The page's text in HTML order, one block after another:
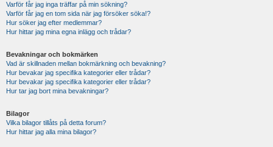
Varför får jag inga träffar på min sökning?
Varför får jag en tom sida när jag försöker söka!?
Hur söker jag efter medlemmar?
Hur hittar jag mina egna inlägg och trådar?
Bevakningar och bokmärken
Vad är skillnaden mellan bokmärkning och bevakning?
Hur bevakar jag specifika kategorier eller trådar?
Hur bevakar jag specifika kategorier eller trådar?
Hur tar jag bort mina bevakningar?
Bilagor
Vilka bilagor tillåts på detta forum?
Hur hittar jag alla mina bilagor?